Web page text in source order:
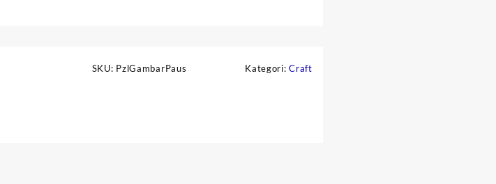
SKU: PzlGambarPaus Kategori:Craft